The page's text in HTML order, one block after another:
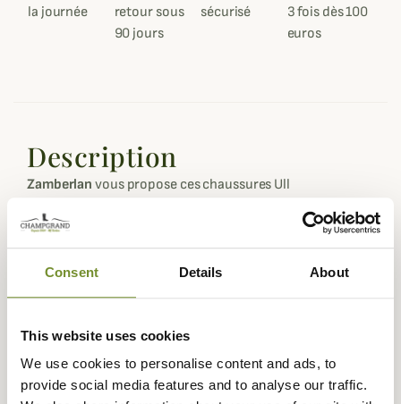
Consent Details About
This website uses cookies
We use cookies to personalise content and ads, to
provide social media features and to analyse our traffic.
la journée
retour sous
90 jours
sécurisé
3 fois dès 100
euros
Description
Zamberlan vous propose ces chaussures Ull
statique en période hivernale.
tige en fibre synthétique de maillage 3D imperméable et
résistante à l'abrasion vous permettant de traverser les
plus, une bande de protection en caoutchouc de 360
degrés pour une protection optimale.
Les chaussures Ull disposent d'une membrane GORE-TEX